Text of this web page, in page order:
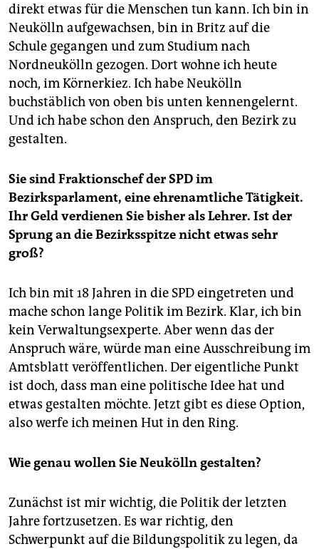
direkt etwas für die Menschen tun kann. Ich bin in
Neukölln aufgewachsen, bin in Britz auf die
Schule gegangen und zum Studium nach
Nordneukölln gezogen. Dort wohne ich heute
noch, im Körnerkiez. Ich habe Neukölln
buchstäblich von oben bis unten kennengelernt.
Und ich habe schon den Anspruch, den Bezirk zu
gestalten.
Sie sind Fraktionschef der SPD im
Bezirksparlament, eine ehrenamtliche Tätigkeit.
Ihr Geld verdienen Sie bisher als Lehrer. Ist der
Sprung an die Bezirksspitze nicht etwas sehr
groß?
Ich bin mit 18 Jahren in die SPD eingetreten und
mache schon lange Politik im Bezirk. Klar, ich bin
kein Verwaltungsexperte. Aber wenn das der
Anspruch wäre, würde man eine Ausschreibung im
Amtsblatt veröffentlichen. Der eigentliche Punkt
ist doch, dass man eine politische Idee hat und
etwas gestalten möchte. Jetzt gibt es diese Option,
also werfe ich meinen Hut in den Ring.
Wie genau wollen Sie Neukölln gestalten?
Zunächst ist mir wichtig, die Politik der letzten
Jahre fortzusetzen. Es war richtig, den
Schwerpunkt auf die Bildungspolitik zu legen, da